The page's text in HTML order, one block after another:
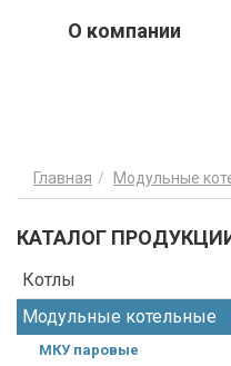
О компании
Главная Модульные
КАТАЛОГ
Котлы
Модульные котельные
МКУ паровые